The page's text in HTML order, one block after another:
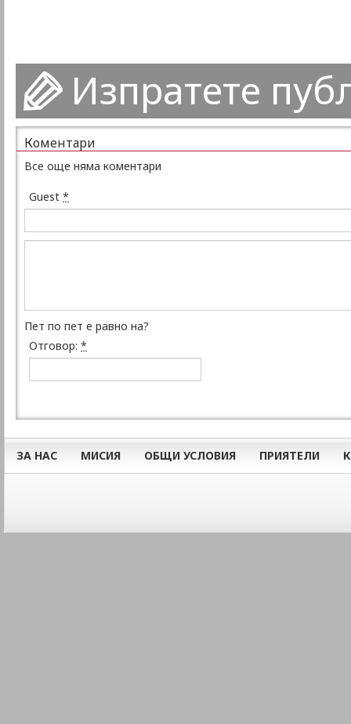
Изпратете
Коментари
Все още няма коментари
Guest *
Пет по пет е равно на?
Отговор: *
ЗА НАС МИСИЯ ОБЩИ УСЛОВИЯ ПРИЯТЕЛИ